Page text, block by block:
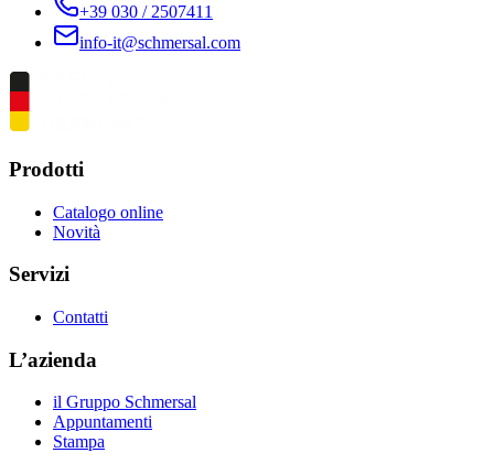
+39 030 / 2507411
info-it@schmersal.com
Prodotti
Catalogo online
Novità
Servizi
Contatti
L’azienda
il Gruppo Schmersal
Appuntamenti
Stampa